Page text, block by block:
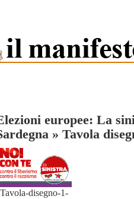
europee: La
» Tavola
Tavola-disegno-1-